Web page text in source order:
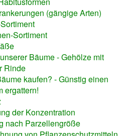
(gängige Arten)
Sortiment
Bäume - Gehölze mit
Rinde
kaufen? - Günstig einen
ergattern!
der Konzentration
nach Parzellengröße